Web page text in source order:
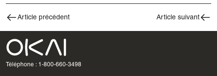
Article précédent Article suivant
Téléphone : 1-800-660-3498